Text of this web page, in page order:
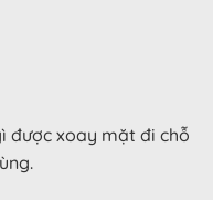
được xoay mặt đi chỗ